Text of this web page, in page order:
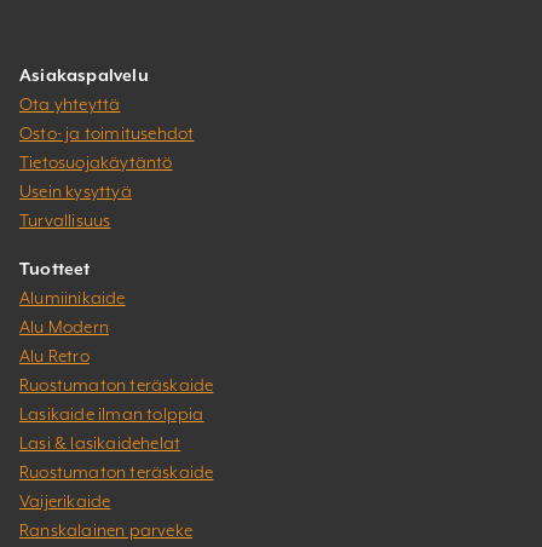
Asiakaspalvelu
Ota yhteyttä
Osto- ja toimitusehdot
Tietosuojakäytäntö
Usein kysyttyä
Turvallisuus
Tuotteet
Alumiinikaide
Alu Modern
Alu Retro
Ruostumaton teräskaide
Lasikaide ilman tolppia
Lasi & lasikaidehelat
Ruostumaton teräskaide
Vaijerikaide
Ranskalainen parveke